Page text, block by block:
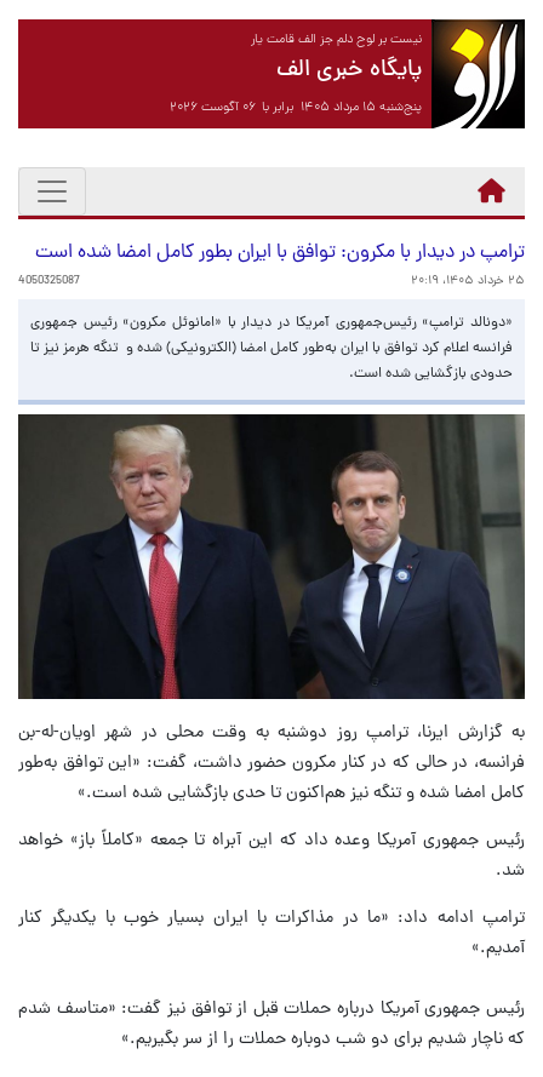
نیست بر لوح دلم جز الف قامت یار
پایگاه خبری الف
پنج‌شنبه ۱۵ مرداد ۱۴۰۵ برابر با ۰۶ آگوست ۲۰۲۶
ترامپ در دیدار با مکرون: توافق با ایران بطور کامل امضا شده است
۲۵ خرداد ۱۴۰۵، ۲۰:۱۹ 4050325087
«دونالد ترامپ» رئیس‌جمهوری آمریکا در دیدار با «امانوئل مکرون» رئیس جمهوری
فرانسه اعلام کرد توافق با ایران به‌طور کامل امضا (الکترونیکی) شده و تنگه هرمز نیز تا
حدودی بازگشایی شده است.
به گزارش ایرنا، ترامپ روز دوشنبه به وقت محلی در شهر اویان-له-بن
فرانسه، در حالی که در کنار مکرون حضور داشت، گفت: «این توافق به‌طور
کامل امضا شده و تنگه نیز هم‌اکنون تا حدی بازگشایی شده است.»
رئیس جمهوری آمریکا وعده داد که این آبراه تا جمعه «کاملاً باز» خواهد
شد.
ترامپ ادامه داد: «ما در مذاکرات با ایران بسیار خوب با یکدیگر کنار
آمدیم.»
رئیس جمهوری آمریکا درباره حملات قبل از توافق نیز گفت: «متاسف شدم
که ناچار شدیم برای دو شب دوباره حملات را از سر بگیریم.»